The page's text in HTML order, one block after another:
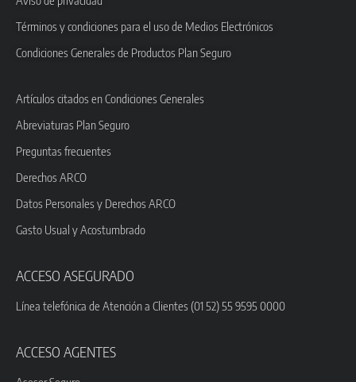
Términos y condiciones para el uso de Medios Electrónicos
Condiciones Generales de Productos Plan Seguro
Artículos citados en Condiciones Generales
Abreviaturas Plan Seguro
Preguntas frecuentes
Derechos ARCO
Datos Personales y Derechos ARCO
Gasto Usual y Acostumbrado
ACCESO ASEGURADO
Línea telefónica de Atención a Clientes (01 52) 55 9595 0000
ACCESO AGENTES